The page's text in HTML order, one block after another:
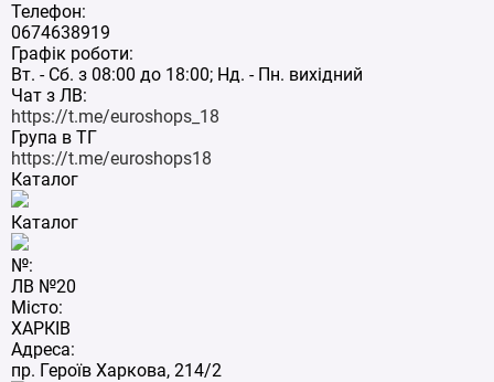
Телефон:
0674638919
Графік роботи:
Вт. - Сб. з 08:00 до 18:00; Нд. - Пн. вихідний
Чат з ЛВ:
https://t.me/euroshops_18
Група в ТГ
https://t.me/euroshops18
Каталог
Каталог
№:
ЛВ №20
Місто:
ХАРКІВ
Адреса:
пр. Героїв Харкова, 214/2